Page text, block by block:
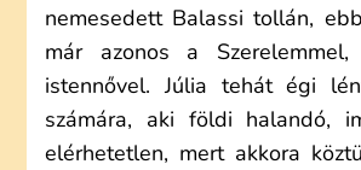
nemesedett Balassi tollán,
már azonos a Szerelemmel,
istennővel. Júlia tehát égi
számára, aki földi halandó,
elérhetetlen, mert akkora